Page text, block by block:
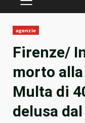
PRIMARY
agenzie
Firenze/
morto
Multa di
delusa